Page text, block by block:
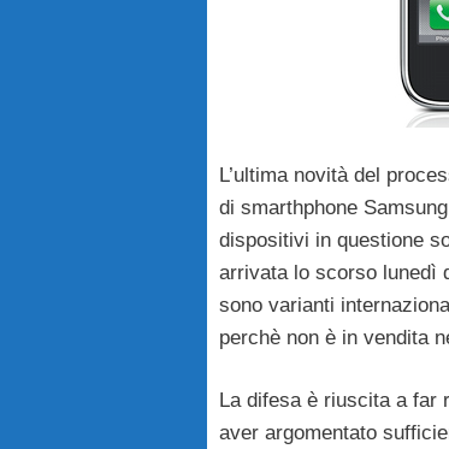
L’ultima novità del
di smarthphone
dispositivi in questione
arrivata lo scorso lunedì
sono varianti
perchè non è in vendita
La difesa è riuscita a far
aver argomentato